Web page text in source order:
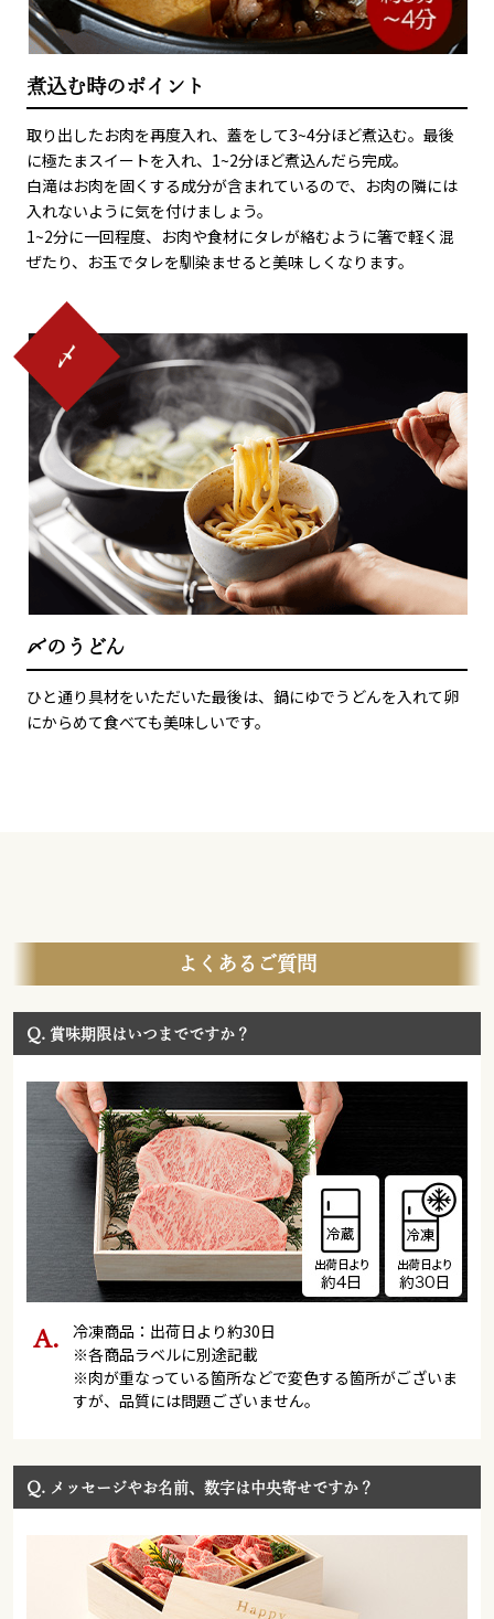
煮込む時のポイント
取り出したお肉を再度入れ、蓋をして3~4分ほど煮込む。最後
に極たまスイートを入れ、1~2分ほど煮込んだら完成。
白滝はお肉を固くする成分が含まれているので、お肉の隣には
入れないように気を付けましょう。
1~2分に一回程度、お肉や食材にタレが絡むように箸で軽く混
ぜたり、お玉でタレを馴染ませると美味 しくなります。
〆のうどん
ひと通り具材をいただいた最後は、鍋にゆでうどんを入れて卵
にからめて食べても美味しいです。
よくあるご質問
Q. 賞味期限はいつまでですか？
冷凍商品：出荷日より約30日
※各商品ラベルに別途記載
※肉が重なっている箇所などで変色する箇所がございま
すが、品質には問題ございません。
Q. メッセージやお名前、数字は中央寄せですか？